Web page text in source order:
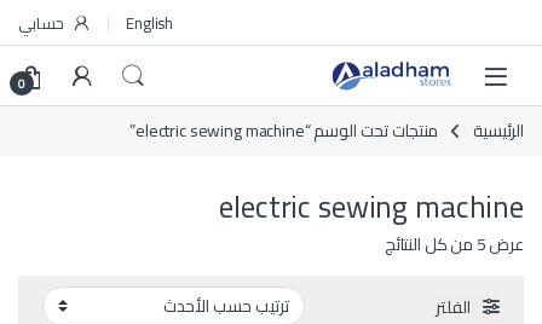
English حسابي
0
الرئيسية منتجات تحت الوسم “electric sewing machine”
electric sewing machine
عرض ⁦5⁩ من كل النتائج
الفلتر